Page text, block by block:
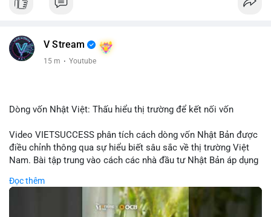
V Stream
15 m · Youtube
Dòng vốn Nhật Việt: Thấu hiểu thị trường để kết nối vốn
Video VIETSUCCESS phân tích cách dòng vốn Nhật Bản được
điều chỉnh thông qua sự hiểu biết sâu sắc về thị trường Việt
Nam. Bài tập trung vào cách các nhà đầu tư Nhật Bản áp dụng
đầu tư trực tiếp vào doanh nghiệp đến việc giao dịch tài chính.
Kết nối này không chỉ tạo cơ hội tăng trưởng cho Việt Nam mà
còn tạo ra động lực cho thị trường crypto địa phương khi các
Đọc thêm